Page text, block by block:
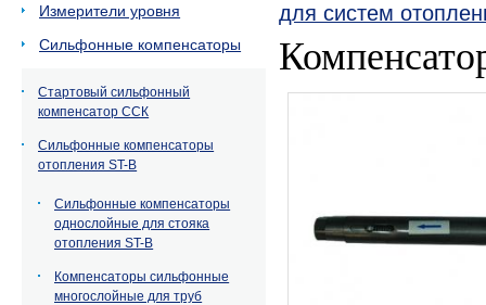
Измерители уровня
Сильфонные компенсаторы
Стартовый сильфонный
компенсатор ССК
Сильфонные компенсаторы
отопления ST-B
Сильфонные компенсаторы
однослойные для стояка
отопления ST-B
Компенсаторы сильфонные
многослойные для труб
для систем